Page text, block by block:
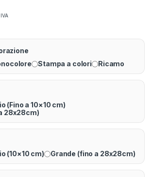
Stampa a colori Ricamo
(Fino a 10×10 cm)
28x28cm)
(10×10 cm) Grande (fino a 28x28cm)